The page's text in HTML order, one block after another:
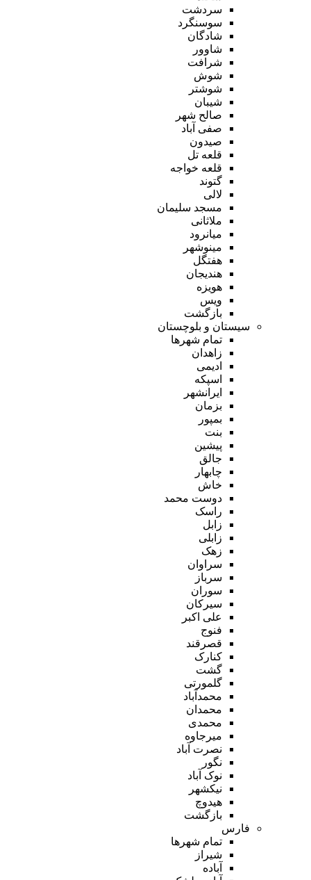
سردشت
سوسنگرد
شادگان
شاوور
شرافت
شوش
شوشتر
شیبان
صالح شهر
صفی آباد
صیدون
قلعه تل
قلعه خواجه
گتوند
لالی
مسجد سلیمان
ملاثانی
میانرود
مینوشهر
هفتگل
هندیجان
هویزه
ویس
بازگشت
سیستان و بلوچستان
تمام شهر‌ها
زاهدان
ادیمی
اسپکه
ایرانشهر
بزمان
بمپور
بنت
پیشین
جالق
چابهار
خاش
دوست محمد
راسک
زابل
زابلی
زهک
سراوان
سرباز
سوران
سیرکان
علی اکبر
فنوج
قصرقند
کنارک
گشت
گلمورتی
محمدآباد
محمدان
محمدی
میرجاوه
نصرت آباد
نگور
نوک آباد
نیکشهر
هیدوچ
بازگشت
فارس
تمام شهر‌ها
شیراز
آباده